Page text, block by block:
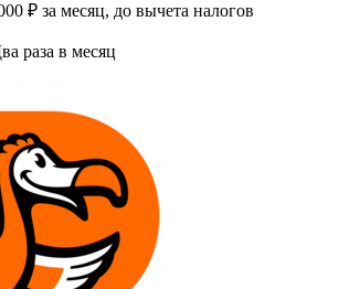
₽ за месяц, до вычета налогов
раза в месяц